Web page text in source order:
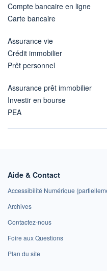
Compte bancaire en ligne
Carte bancaire
Assurance vie
Crédit immobilier
Prêt personnel
Assurance prêt immobilier
Investir en bourse
PEA
Aide & Contact
Accessibilité Numérique
Archives
Contactez-nous
Foire aux Questions
Plan du site